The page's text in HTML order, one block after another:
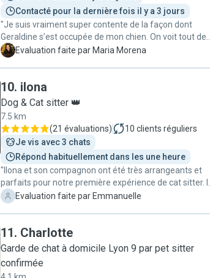
Contacté pour la dernière fois il y a 3 jours
"Je suis vraiment super contente de la façon dont
Geraldine s’est occupée de mon chien. On voit tout de
suite qu’elle adore les animaux et qu’elle est très
beaucoup rassurée. Mon chien est rentré heureux,
détendu et très bien traité. Je lui referai confiance sans
M Evaluation faite par Maria Morena
10. ilona
Dog & Cat sitter 👑
7.5 km
(21 évaluations) 10 clients réguliers
Je vis avec 3 chats
Répond habituellement dans les une heure
"Ilona et son compagnon ont été très arrangeants et
parfaits pour notre première expérience de cat sitter. Ils
ont répondu à toutes nos questions et nous avons pu
Pendant la garde, les photos quotidiennes nous ont
également rassurés. Nous retournerons vers eux les
yeux pour nos prochaines vacances. "
E Evaluation faite par Emmanuelle
11. Charlotte
Garde de chat à domicile Lyon 9 par pet sitter
confirmée